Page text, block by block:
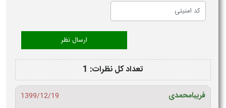
تعداد کل نظرات: 1
فریبامحمدی
1399/12/19